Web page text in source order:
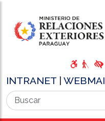
INTRANET